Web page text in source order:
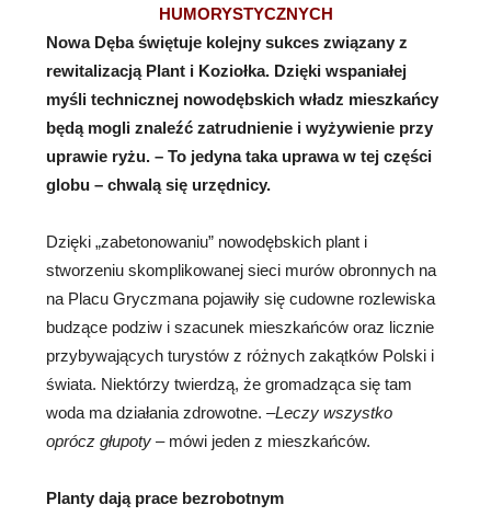
HUMORYSTYCZNYCH
Nowa Dęba świętuje kolejny sukces związany z
rewitalizacją Plant i Koziołka. Dzięki wspaniałej
myśli technicznej nowodębskich władz mieszkańcy
będą mogli znaleźć zatrudnienie i wyżywienie przy
uprawie ryżu. – To jedyna taka uprawa w tej części
globu – chwalą się urzędnicy.
Dzięki „zabetonowaniu” nowodębskich plant i
stworzeniu skomplikowanej sieci murów obronnych na
na Placu Gryczmana pojawiły się cudowne rozlewiska
budzące podziw i szacunek mieszkańców oraz licznie
przybywających turystów z różnych zakątków Polski i
świata. Niektórzy twierdzą, że gromadząca się tam
woda ma działania zdrowotne. –Leczy wszystko
oprócz głupoty – mówi jeden z mieszkańców.
Planty dają prace bezrobotnym